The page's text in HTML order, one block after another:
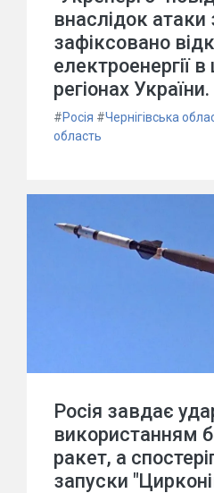
внаслідок атаки
зафіксовано
електроенергії
регіонах України.
#Росія #Чернігівська
область
Росія завдає
використанням
ракет, а
запуски